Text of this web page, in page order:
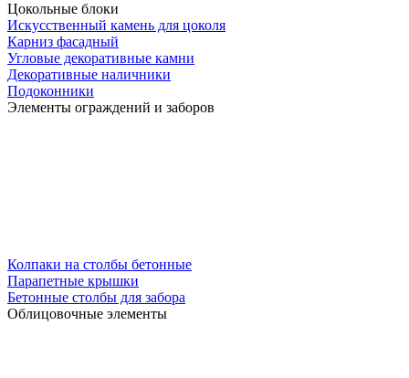
Цокольные блоки
Искусственный камень для цоколя
Карниз фасадный
Угловые декоративные камни
Декоративные наличники
Подоконники
Элементы ограждений и заборов
Колпаки на столбы бетонные
Парапетные крышки
Бетонные столбы для забора
Облицовочные элементы